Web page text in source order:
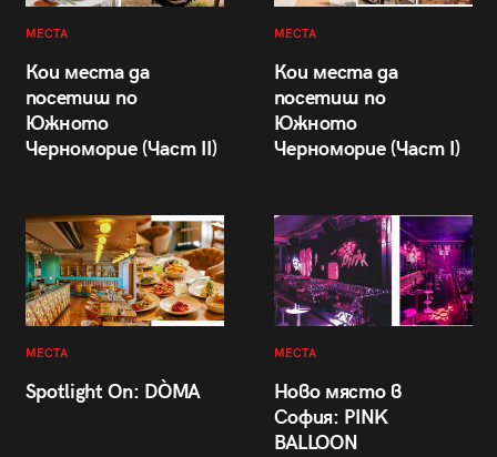
МЕСТА
Кои места да
посетиш по
Южното
Черноморие (Част II)
МЕСТА
Кои места да
посетиш по
Южното
Черноморие (Част I)
МЕСТА
Spotlight On: DÒMA
МЕСТА
Ново място в
София: PINK
BALLOON